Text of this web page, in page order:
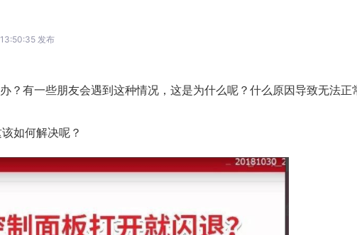
发布
有一些朋友会遇到这种情况，这是为什么呢？什么原因导致无法正
如何解决呢？